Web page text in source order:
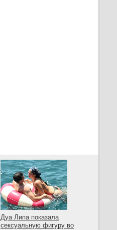
Дуа Липа показала
сексуальную фигуру во